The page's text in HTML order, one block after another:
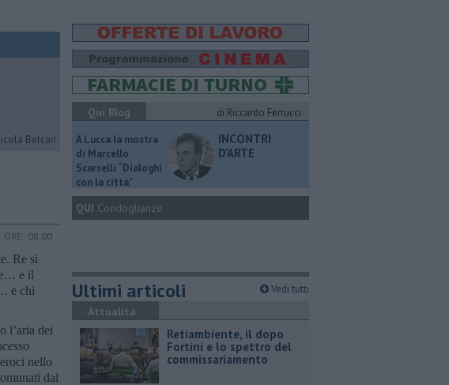
Belcari
ORE 08:00
Re si
e il
e chi
l’aria dei
nello
dal
Qui Blog
di Riccardo Ferrucci
A Lucca la mostra
di Marcello
Scarselli “Dialoghi
con la città"
INCONTRI
D'ARTE
QUI Condoglianze
Ultimi articoli Vedi tutti
Attualità
Retiambiente, il dopo
Fortini e lo spettro del
commissariamento